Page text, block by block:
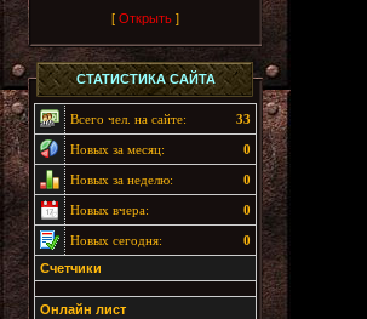
[ Открыть ]
СТАТИСТИКА САЙТА
Всего чел. на сайте: 33
Новых за месяц: 0
Новых за неделю: 0
Новых вчера: 0
Новых сегодня:
0
Счетчики
Онлайн лист